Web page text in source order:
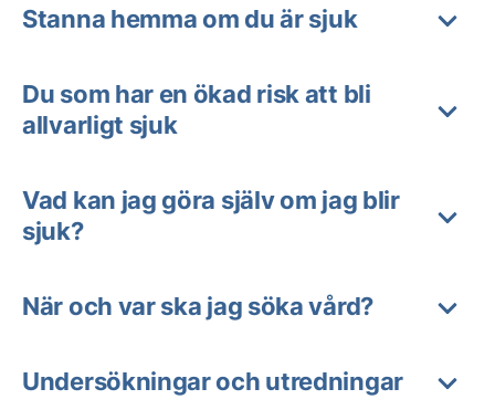
Stanna hemma om du är sjuk
Du som har en ökad risk att bli
allvarligt sjuk
Vad kan jag göra själv om jag blir
sjuk?
När och var ska jag söka vård?
Undersökningar och utredningar